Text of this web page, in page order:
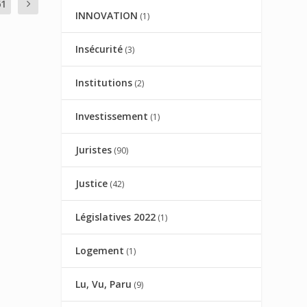
INNOVATION (1)
Insécurité (3)
Institutions (2)
Investissement (1)
Juristes (90)
Justice (42)
Législatives 2022 (1)
Logement (1)
Lu, Vu, Paru (9)